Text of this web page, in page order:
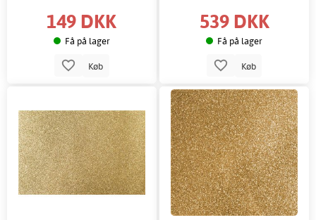
149 DKK
Få på lager
Køb
539 DKK
Få på lager
Køb